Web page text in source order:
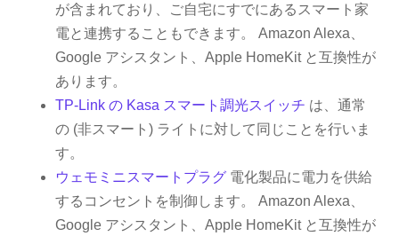
が含まれており、ご自宅にすでにあるスマート家
電と連携することもできます。 Amazon Alexa、
Google アシスタント、Apple HomeKit と互換性が
あります。
TP-Link の Kasa スマート調光スイッチ は、通常
の (非スマート) ライトに対して同じことを行いま
す。
ウェモミニスマートプラグ 電化製品に電力を供給
するコンセントを制御します。 Amazon Alexa、
Google アシスタント、Apple HomeKit と互換性が